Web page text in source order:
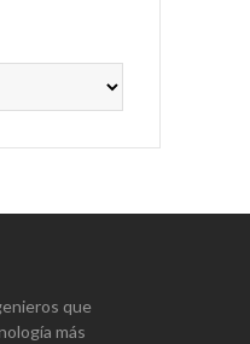
que
más